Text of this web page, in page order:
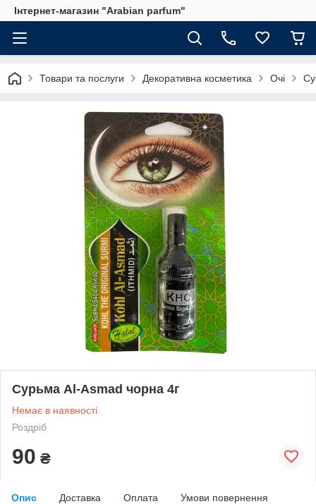
Інтернет-магазин "Arabian parfum"
Товари та послуги Декоративна косметика Очі
​Сурьма Al-Asmad чорна 4г
Немає в наявності
Роздріб
90 ₴
Опис Доставка Оплата Умови повернення